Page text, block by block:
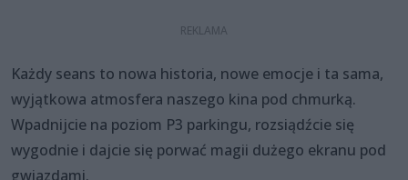
Każdy seans to nowa historia, nowe emocje i ta sama,
wyjątkowa atmosfera naszego kina pod chmurką.
Wpadnijcie na poziom P3 parkingu, rozsiądźcie się
wygodnie i dajcie się porwać magii dużego ekranu pod
gwiazdami.